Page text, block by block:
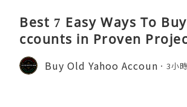
Best 7 Easy Ways To
ccounts in Proven
Buy Old Yahoo Accoun 3小